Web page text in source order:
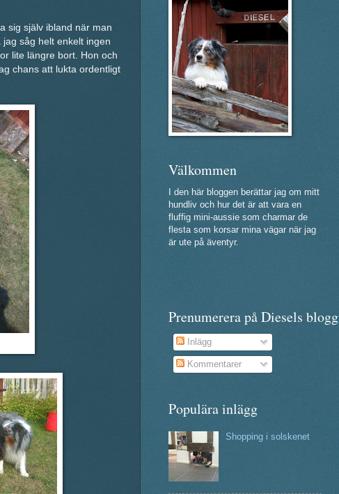
sig själv ibland när man
såg helt enkelt ingen
lite längre bort. Hon och
chans att lukta ordentligt
Välkommen
I den här bloggen berättar jag om mitt
hundliv och hur det är att vara en
fluffig mini-aussie som charmar de
flesta som korsar mina vägar när jag
är ute på äventyr.
Prenumerera på Diesels blogg
Inlägg
Kommentarer
Populära inlägg
Shopping i solskenet